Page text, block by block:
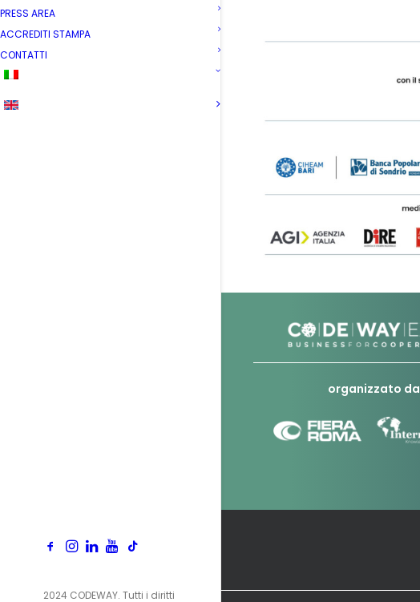
PRESS AREA
ACCREDITI STAMPA
CONTATTI
2024 CODEWAY. Tutti i diritti
organizzato da